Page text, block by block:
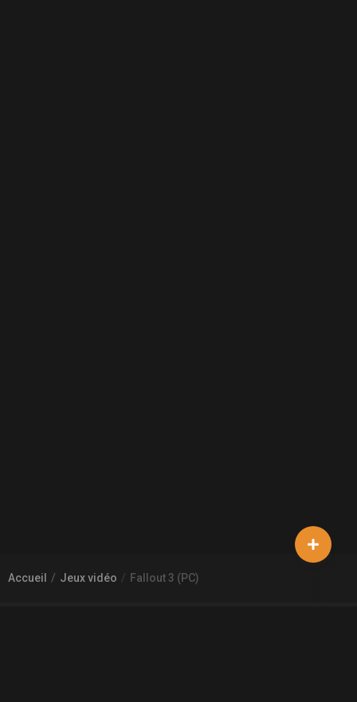
Accueil Jeux vidéo Fallout 3 (PC)